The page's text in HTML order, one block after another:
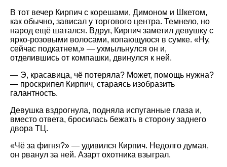
В тот вечер Кирпич с корешами, Димоном и Шкетом,
как обычно, зависал у торгового центра. Темнело, но
народ ещё шатался. Вдруг, Кирпич заметил девушку с
ярко-розовыми волосами, копающуюся в сумке. «Ну,
сейчас подкатнем,» — ухмыльнулся он и,
отделившись от компашки, двинулся к ней.
— Э, красавица, чё потеряла? Может, помощь нужна?
— проскрипел Кирпич, стараясь изобразить
галантность.
Девушка вздрогнула, подняла испуганные глаза и,
вместо ответа, бросилась бежать в сторону заднего
двора ТЦ.
«Чё за фигня?» — удивился Кирпич. Недолго думая,
он рванул за ней. Азарт охотника взыграл.